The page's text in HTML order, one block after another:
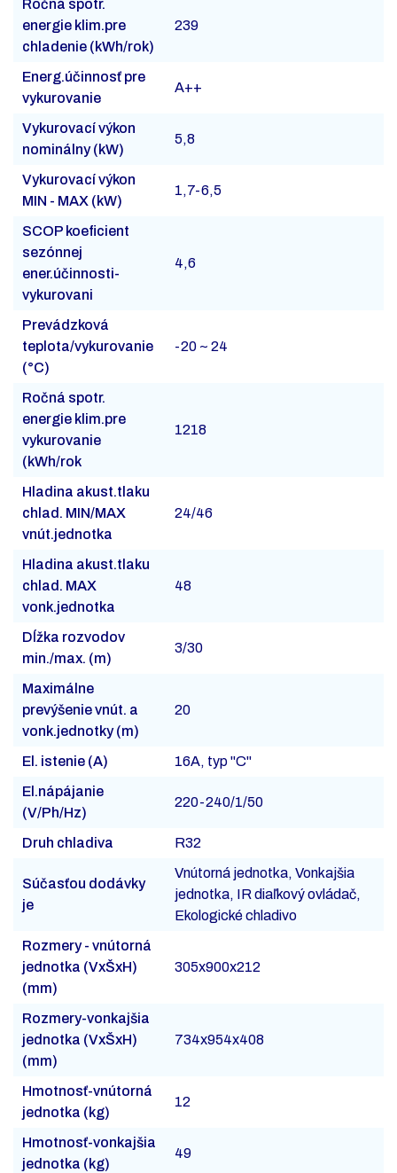
Ročná spotr.
energie klim.pre
chladenie (kWh/rok)
239
Energ.účinnosť pre
vykurovanie
A++
Vykurovací výkon
nominálny (kW)
5,8
Vykurovací výkon
MIN - MAX (kW)
1,7-6,5
SCOP koeficient
sezónnej
ener.účinnosti-
vykurovani
4,6
Prevádzková
teplota/vykurovanie
(°C)
-20 ~ 24
Ročná spotr.
energie klim.pre
vykurovanie
(kWh/rok
1218
Hladina akust.tlaku
chlad. MIN/MAX
vnút.jednotka
24/46
Hladina akust.tlaku
chlad. MAX
vonk.jednotka
48
Dĺžka rozvodov
min./max. (m)
3/30
Maximálne
prevýšenie vnút. a
vonk.jednotky (m)
20
El. istenie (A)
16A, typ "C"
El.nápájanie
(V/Ph/Hz)
220-240/1/50
Druh chladiva R32
Súčasťou dodávky
je
Vnútorná jednotka, Vonkajšia
jednotka, IR diaľkový ovládač,
Ekologické chladivo
Rozmery - vnútorná
jednotka (VxŠxH)
(mm)
305x900x212
Rozmery-vonkajšia
jednotka (VxŠxH)
(mm)
734x954x408
Hmotnosť-vnútorná
jednotka (kg)
12
Hmotnosť-vonkajšia
jednotka (kg)
49